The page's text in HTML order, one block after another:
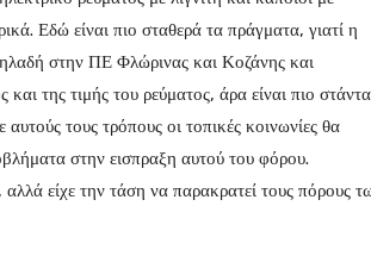
Εδώ είναι πιο σταθερά τα πράγματα, γιατί η
στην ΠΕ Φλώρινας και Κοζάνης και
της τιμής του ρεύματος, άρα είναι πιο
τους τρόπους οι τοπικές κοινωνίες θα
στην εισπραξη αυτού του φόρου.
είχε την τάση να παρακρατεί τους πόρους